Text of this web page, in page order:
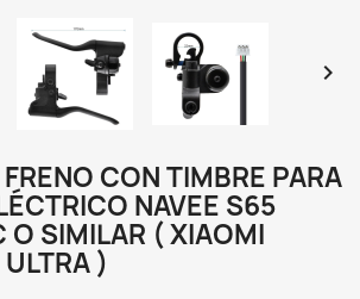

CON TIMBRE PARA
NAVEE S65
O SIMILAR ( XIAOMI
)